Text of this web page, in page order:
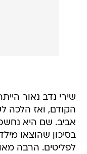
שירי נדב נאור
הקודם, ואז הלכה
אביב. שם היא
בסיכון שהוצאו
לפליטים. הרבה